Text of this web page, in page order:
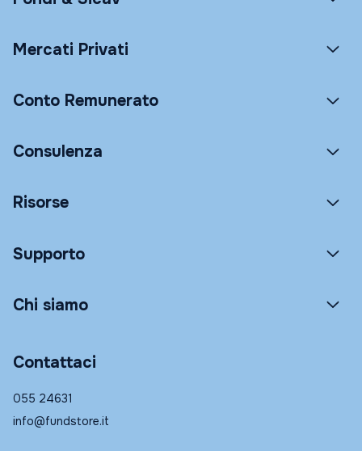
Mercati Privati
Conto Remunerato
Consulenza
Risorse
Supporto
Chi siamo
Contattaci
055 24631
info@fundstore.it